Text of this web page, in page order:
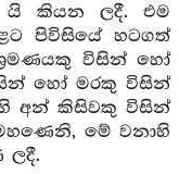
යි කියන ලදී. එම
පිවිසියේ හටගත්
විසින් හෝ
හෝ මරකු විසින්
අන් කිසිවකු විසින්
මේ වනාහි
ලදී.